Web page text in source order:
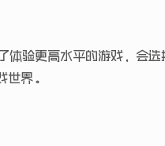
更高水平的游戏，会选
界。